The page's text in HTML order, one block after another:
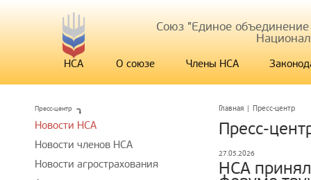
Союз "Единое
НСА О союзе Члены НСА
Главная | Пресс-центр
Пресс-
27.05.2026
НСА принял
Пресс-центр
Новости НСА
Новости членов НСА
Новости агрострахования